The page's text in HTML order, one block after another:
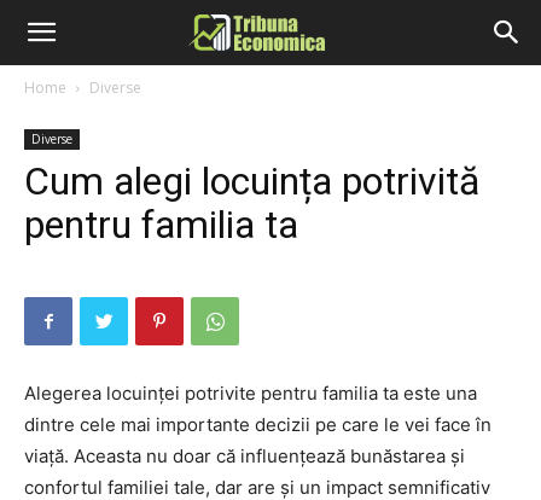
Home Diverse
Diverse
Cum alegi locuința potrivită
pentru familia ta
Alegerea locuinței potrivite pentru familia ta este una
dintre cele mai importante decizii pe care le vei face în
viață. Aceasta nu doar că influențează bunăstarea și
confortul familiei tale, dar are și un impact semnificativ